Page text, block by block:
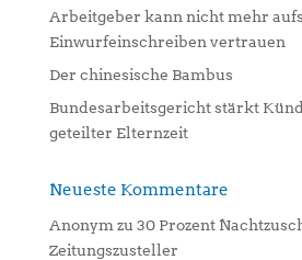
:Arbeitgeber kann nicht mehr
Einwurfeinschreiben vertrauen
Der chinesische Bambus
Bundesarbeitsgericht stärkt
geteilter Elternzeit
Neueste Kommentare
Anonym zu 30 Prozent
Zeitungszusteller